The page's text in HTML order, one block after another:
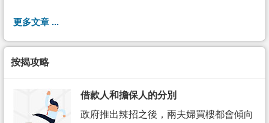
更多文章 ...
按揭攻略
借款人和擔保人的分別
政府推出辣招之後，兩夫婦買樓都會傾向